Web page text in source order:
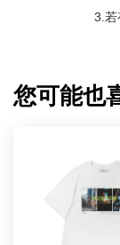
3.若
您可能也